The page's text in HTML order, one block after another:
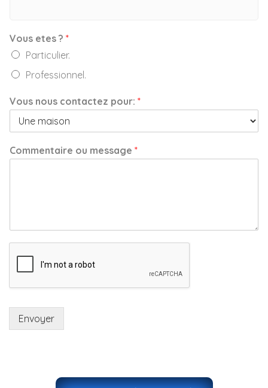
Vous etes ? *
Particulier.
Professionnel.
Vous nous contactez pour: *
Commentaire ou message *
Envoyer